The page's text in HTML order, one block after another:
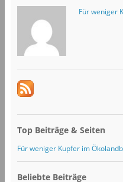
Für weniger
Top Beiträge & Seiten
Für weniger Kupfer im
Beliebte Beiträge